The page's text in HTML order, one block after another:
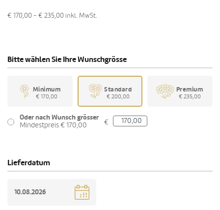
€ 170,00 - € 235,00 inkl. MwSt.
Bitte wählen Sie Ihre Wunschgrösse
Minimum
€ 170,00
Standard
€ 200,00
Premium
€ 235,00
Oder nach Wunsch grösser
Mindestpreis € 170,00
€
Lieferdatum